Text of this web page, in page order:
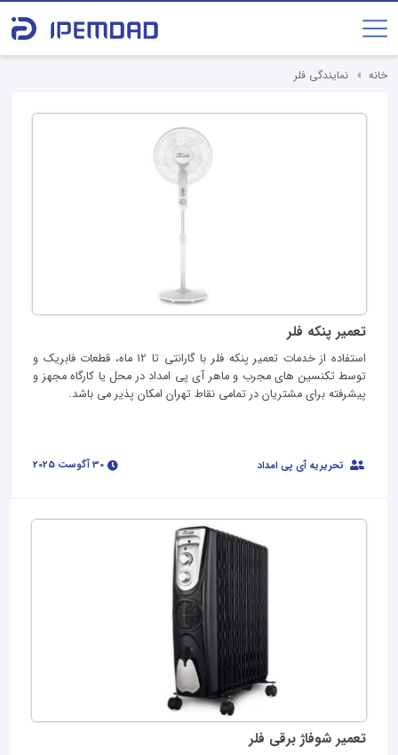
خانه نمایندگی فلر
تعمیر پنکه فلر
استفاده از خدمات تعمیر پنکه فلر با گارانتی تا 12 ماه، قطعات فابریک و
توسط تکنسین های مجرب و ماهر آی پی امداد در محل یا کارگاه مجهز و
پیشرفته برای مشتریان در تمامی نقاط تهران امکان پذیر می باشد.
تحریریه آی پی امداد
تعمیر شوفاژ برقی فلر